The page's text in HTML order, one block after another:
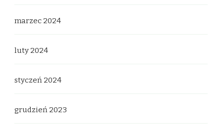
marzec 2024
luty 2024
styczeń 2024
grudzień 2023